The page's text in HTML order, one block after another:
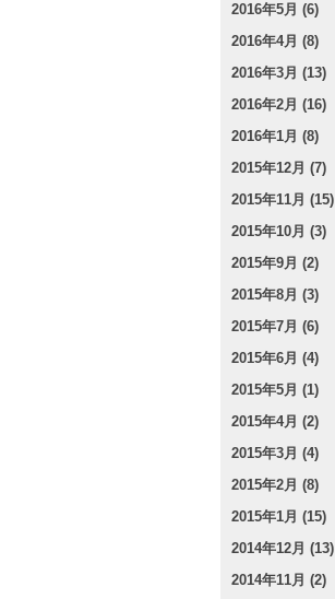
2016年5月 (6)
2016年4月 (8)
2016年3月 (13)
2016年2月 (16)
2016年1月 (8)
2015年12月 (7)
2015年11月 (15)
2015年10月 (3)
2015年9月 (2)
2015年8月 (3)
2015年7月 (6)
2015年6月 (4)
2015年5月 (1)
2015年4月 (2)
2015年3月 (4)
2015年2月 (8)
2015年1月 (15)
2014年12月 (13)
2014年11月 (2)